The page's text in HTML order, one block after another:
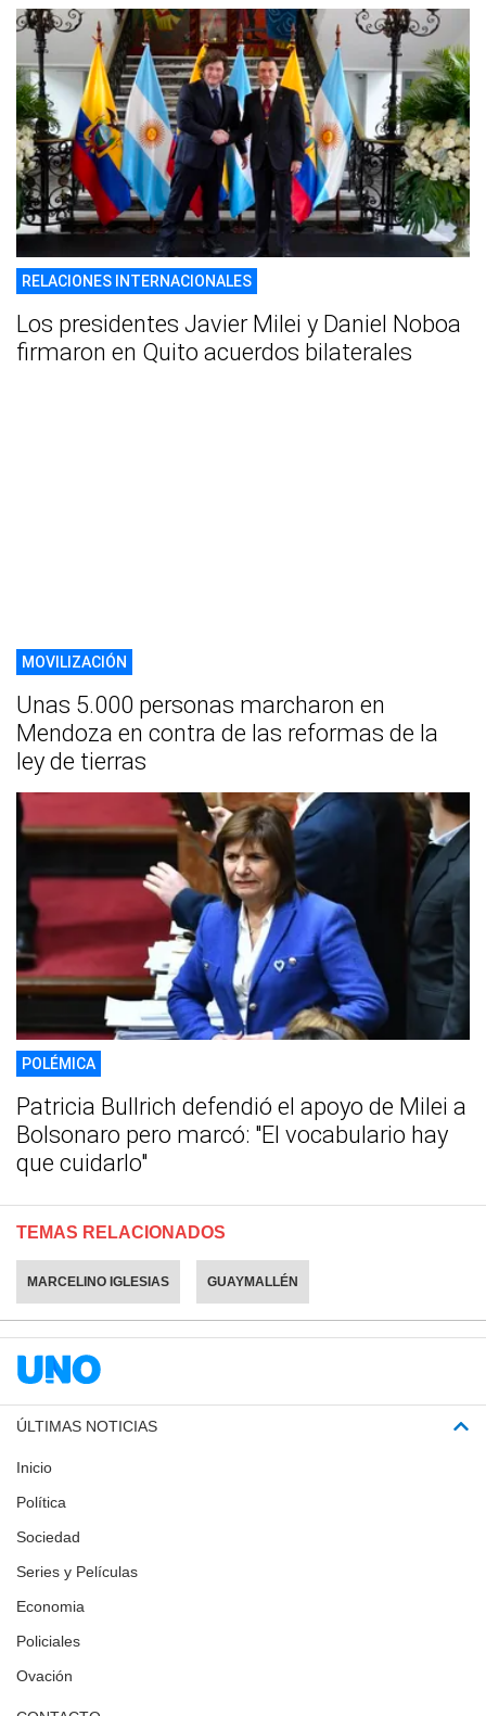
RELACIONES INTERNACIONALES
Los presidentes Javier Milei y Daniel Noboa
firmaron en Quito acuerdos bilaterales
MOVILIZACIÓN
Unas 5.000 personas marcharon en
Mendoza en contra de las reformas de la
ley de tierras
POLÉMICA
Patricia Bullrich defendió el apoyo de Milei a
Bolsonaro pero marcó: "El vocabulario hay
que cuidarlo"
TEMAS RELACIONADOS
MARCELINO IGLESIAS GUAYMALLÉN
ÚLTIMAS NOTICIAS
Inicio
Política
Sociedad
Series y Películas
Economia
Policiales
Ovación